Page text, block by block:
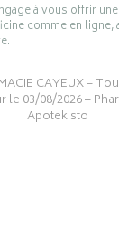
à vous offrir
comme en
CAYEUX–
le 03/08/2026 –
Apotekisto